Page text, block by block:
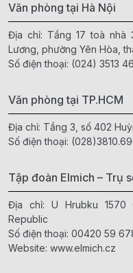
Văn phòng tại Hà Nội
Địa chỉ: Tầng 17 toà nhà
Lương, phường Yên Hòa,
Số điện thoại: (024) 3513
Văn phòng tại TP.HCM
Địa chỉ: Tầng 3, số 402
Số điện thoại:
Tập đoàn Elmich – Trụ
Địa chỉ: U Hrubku 1570
Republic
Số điện thoại: 00420 59
Website: www.elmich.cz